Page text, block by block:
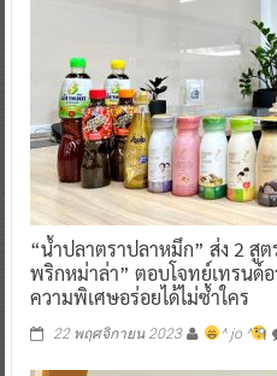
“น้ำปลาตราปลาหมึก” ส่ง 2 สู
พริกหม่าล่า” ตอบโจทย์เทรนด์
ความพิเศษอร่อยได้ไม่ซ้ำใคร
22 พฤศจิกายน 2023 ^ jo ^